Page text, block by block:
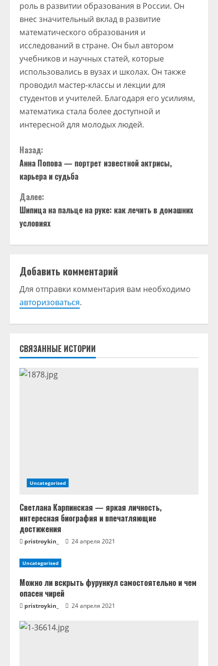
роль в развитии образования в России. Он
внес значительный вклад в развитие
математического образования и
исследований в стране. Он был автором
учебников и научных статей, которые
использовались в вузах и школах. Он также
проводил мастер-классы и лекции для
студентов и учителей. Благодаря его усилиям,
математика стала более доступной и
интересной для молодых людей.
П
р
о
д
о
ж
и
ч
т
Назад:
Анна Попова — портрет известной актрисы,
карьера и судьба
Далее:
Шипица на пальце на руке: как лечить в домашних
условиях
Добавить комментарий
Для отправки комментария вам необходимо
авторизоваться.
СВЯЗАННЫЕ ИСТОРИИ
Uncategorised
Светлана Карпинская — яркая личность,
интересная биография и впечатляющие
достижения
pristroykin_ 24 апреля 2021
Uncategorised
Можно ли вскрыть фурункул самостоятельно и чем
опасен чирей
pristroykin_ 24 апреля 2021